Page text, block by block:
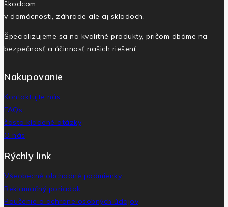
škodcom
v domácnosti, záhrade ale aj skladoch.
Špecializujeme sa na kvalitné produkty, pričom dbáme na
bezpečnosť a účinnosť našich riešení.
Nakupovanie
Kontaktujte nás
FAQs
často kladené otázky
O nás
Rýchly link
Všeobecné obchodné podmienky
Reklamačný poriadok
Poučenie o ochrane osobných údajov